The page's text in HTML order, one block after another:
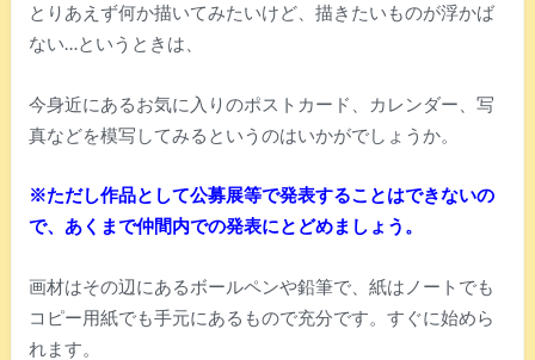
とりあえず何か描いてみたいけど、描きたいものが浮かば
ない…というときは、
今身近にあるお気に入りのポストカード、カレンダー、写
真などを模写してみるというのはいかがでしょうか。
※ただし作品として公募展等で発表することはできないの
で、あくまで仲間内での発表にとどめましょう。
画材はその辺にあるボールペンや鉛筆で、紙はノートでも
コピー用紙でも手元にあるもので充分です。すぐに始めら
れます。